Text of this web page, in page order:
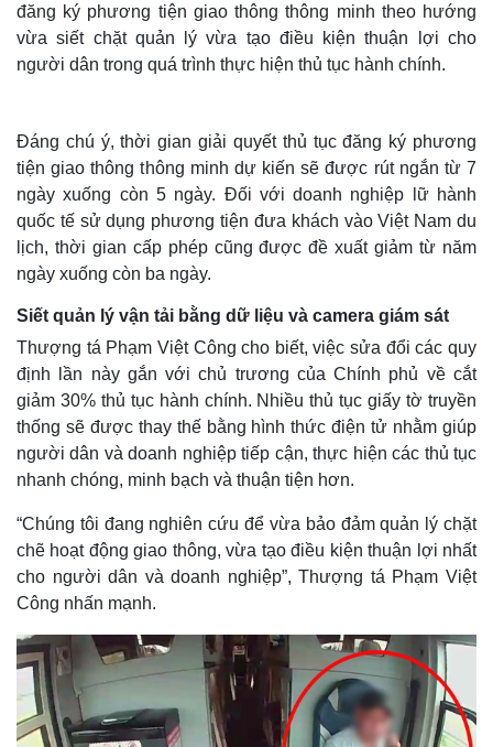
Thế giới
Quan sát
Cuộc sống đó đây
Hồ sơ
Multimedia
Video
Ảnh
E-Magazine
đăng ký phương tiện giao thông thông minh theo hướng
vừa siết chặt quản lý vừa tạo điều kiện thuận lợi cho
người dân trong quá trình thực hiện thủ tục hành chính.
Đáng chú ý, thời gian giải quyết thủ tục đăng ký phương
tiện giao thông thông minh dự kiến sẽ được rút ngắn từ 7
ngày xuống còn 5 ngày. Đối với doanh nghiệp lữ hành
quốc tế sử dụng phương tiện đưa khách vào Việt Nam du
lịch, thời gian cấp phép cũng được đề xuất giảm từ năm
ngày xuống còn ba ngày.
Siết quản lý vận tải bằng dữ liệu và camera giám sát
Thượng tá Phạm Việt Công cho biết, việc sửa đổi các quy
định lần này gắn với chủ trương của Chính phủ về cắt
giảm 30% thủ tục hành chính. Nhiều thủ tục giấy tờ truyền
thống sẽ được thay thế bằng hình thức điện tử nhằm giúp
người dân và doanh nghiệp tiếp cận, thực hiện các thủ tục
nhanh chóng, minh bạch và thuận tiện hơn.
“Chúng tôi đang nghiên cứu để vừa bảo đảm quản lý chặt
chẽ hoạt động giao thông, vừa tạo điều kiện thuận lợi nhất
cho người dân và doanh nghiệp”, Thượng tá Phạm Việt
Công nhấn mạnh.